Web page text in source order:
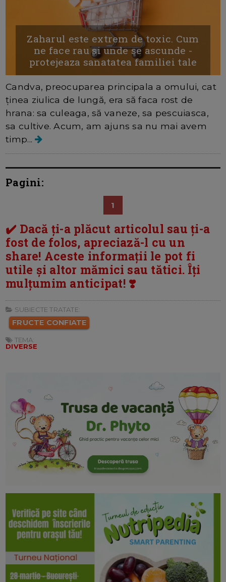
Zaharul este extrem de toxic. Cum
ne face rau si unde se ascunde -
protejeaza sanatatea familiei tale
Candva, preocuparea principala a omului, cat
ţinea ziulica de lungă, era să faca rost de
hrana: sa culeaga, să vaneze, sa pescuiasca,
sa cultive. Acum, am ajuns sa nu mai avem
timp...
Pagini:
1
✔️ Dacă ți-a plăcut articolul sau ți-a
fost de folos, apreciază-l cu un
share! Aceste informații le pot fi
utile și altor mămici sau tătici. Îți
mulțumim anticipat! ❣️
SUBIECTE TRATATE:
FRUCTE CONFIATE
TEMA:
DIVERSE